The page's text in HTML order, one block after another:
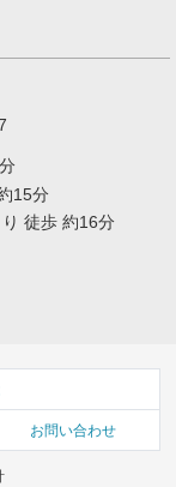
15分
徒歩 約16分
お問い合わせ